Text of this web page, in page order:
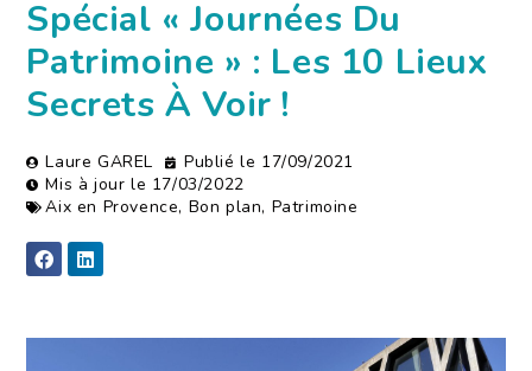
Spécial « Journées Du
Patrimoine » : Les 10 Lieux
Secrets À Voir !
Laure GAREL Publié le 17/09/2021
Mis à jour le 17/03/2022
Aix en Provence, Bon plan, Patrimoine